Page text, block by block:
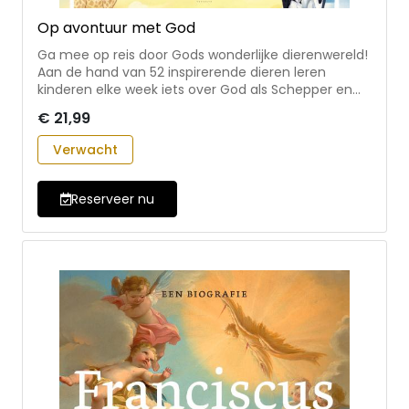
Op avontuur met God
Ga mee op reis door Gods wonderlijke dierenwereld!
Aan de hand van 52 inspirerende dieren leren
kinderen elke week iets over God als Schepper en
kleinste insecten tot de grootste landdieren: elk
schepsel laat iets zien van Gods creativiteit, kracht
en zorg. Op avontuur met God helpt kinderen om
God beter te leren kennen. - 52 dieren die geloof en
Gods schepping op een interactieve manier
verbinden - vol verrassende dierenweetjes en
opdrachten - geschikt voor dierenliefhebbers vanaf
9 jaar
€ 21,99
Verwacht
Reserveer nu